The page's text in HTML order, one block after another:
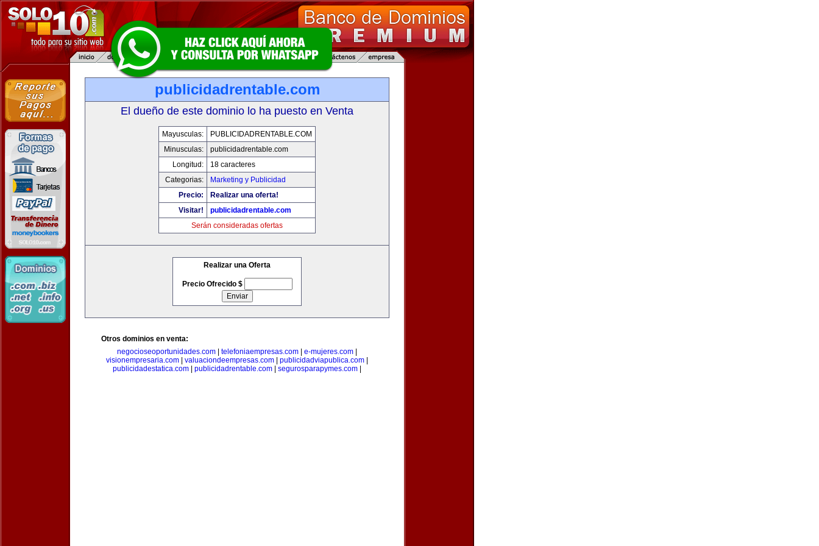
publicidadrentable.com
El dueño de este dominio lo ha puesto en Venta
Mayusculas:
PUBLICIDADRENTABLE.COM
Minusculas:
publicidadrentable.com
Longitud:
18 caracteres
Categorias:
Marketing y Publicidad
Precio:
Realizar una oferta!
Visitar!
publicidadrentable.com
Serán consideradas ofertas
Realizar una Oferta
Precio Ofrecido $
Otros dominios en venta:
negocioseoportunidades.com
telefoniaempresas.com e-mujeres.com
visionempresaria.com
valuaciondeempresas.com publicidadviapublica.com
publicidadestatica.com
publicidadrentable.com segurosparapymes.com